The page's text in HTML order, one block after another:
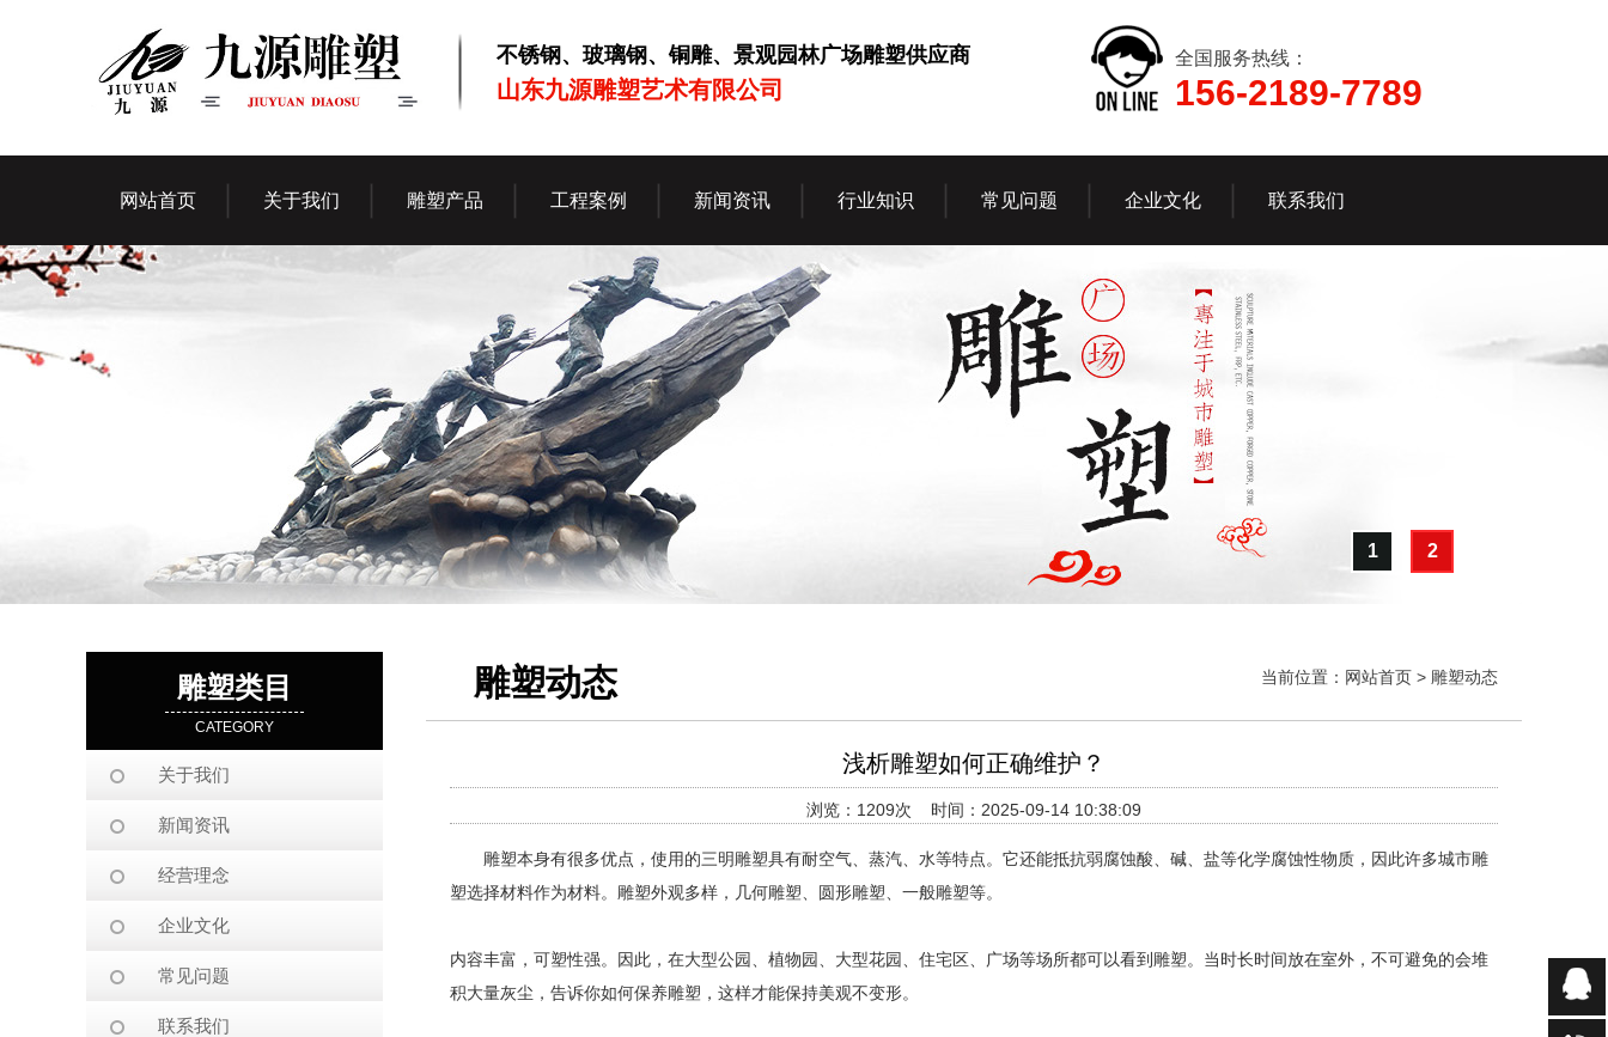
不锈钢、玻璃钢、铜雕、景观园林广场雕塑供应商
山东九源雕塑艺术有限公司
全国服务热线：
156-2189-7789
网站首页 关于我们 雕塑产品 工程案例 新闻资讯 行业知识 常见问题 企业文化 联系我们
1 2
雕塑类目
CATEGORY
关于我们
新闻资讯
经营理念
企业文化
常见问题
联系我们
雕塑动态 当前位置： 网站首页 > 雕塑动态
浅析雕塑如何正确维护？
浏览：1209次 时间：2025-09-14 10:38:09
雕塑本身有很多优点，使用的三明雕塑具有耐空气、蒸汽、水等特点。它还能抵抗弱腐蚀酸、碱、盐等化学腐蚀性物质，因此许多城市雕
塑选择材料作为材料。雕塑外观多样，几何雕塑、圆形雕塑、一般雕塑等。
内容丰富，可塑性强。因此，在大型公园、植物园、大型花园、住宅区、广场等场所都可以看到雕塑。当时长时间放在室外，不可避免的会堆
积大量灰尘，告诉你如何保养雕塑，这样才能保持美观不变形。